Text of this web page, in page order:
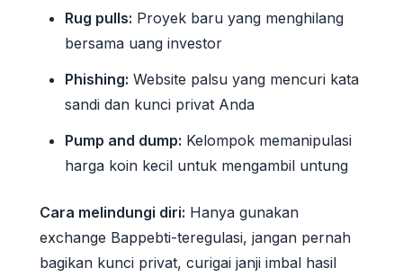
Rug pulls: Proyek baru yang menghilang
bersama uang investor
Phishing: Website palsu yang mencuri kata
sandi dan kunci privat Anda
Pump and dump: Kelompok memanipulasi
harga koin kecil untuk mengambil untung
Cara melindungi diri: Hanya gunakan
exchange Bappebti-teregulasi, jangan pernah
bagikan kunci privat, curigai janji imbal hasil